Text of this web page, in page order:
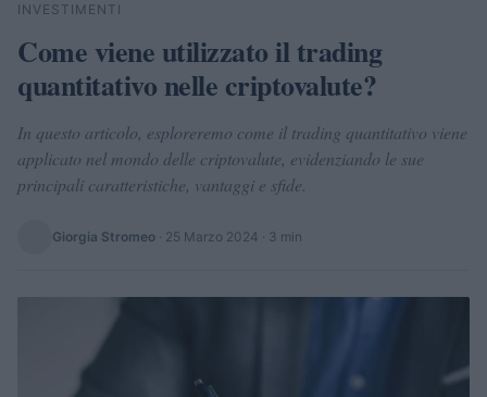
Cerca
INVESTIMENTI
Come viene utilizzato il trading
quantitativo nelle criptovalute?
In questo articolo, esploreremo come il trading quantitativo viene
applicato nel mondo delle criptovalute, evidenziando le sue
principali caratteristiche, vantaggi e sfide.
Giorgia Stromeo · 25 Marzo 2024 · 3 min